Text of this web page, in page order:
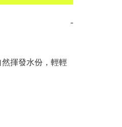
−
揮發水份，輕輕